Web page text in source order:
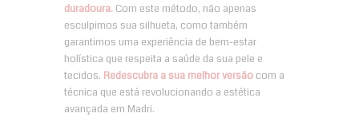
duradoura. Com este método, não apenas
esculpimos sua silhueta, como também
garantimos uma experiência de bem-estar
holística que respeita a saúde da sua pele e
tecidos. Redescubra a sua melhor versão com a
técnica que está revolucionando a estética
avançada em Madri.